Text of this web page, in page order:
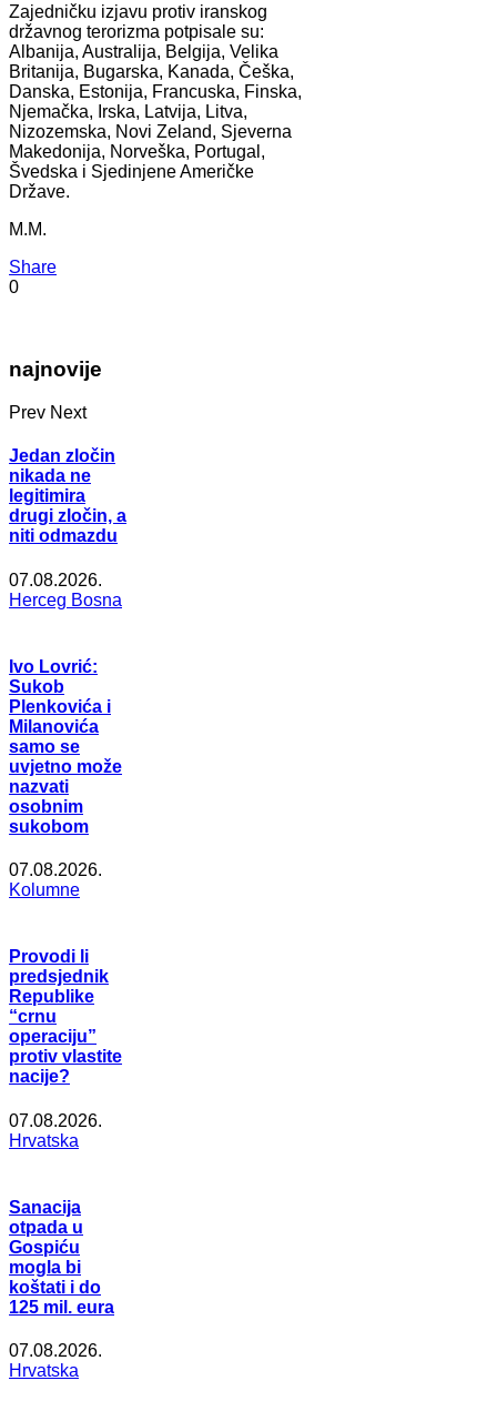
Zajedničku izjavu protiv iranskog
državnog terorizma potpisale su:
Albanija, Australija, Belgija, Velika
Britanija, Bugarska, Kanada, Češka,
Danska, Estonija, Francuska, Finska,
Njemačka, Irska, Latvija, Litva,
Nizozemska, Novi Zeland, Sjeverna
Makedonija, Norveška, Portugal,
Švedska i Sjedinjene Američke
Države.
M.M.
Share
0
najnovije
Prev Next
Jedan zločin
nikada ne
legitimira
drugi zločin, a
niti odmazdu
07.08.2026.
Herceg Bosna
Ivo Lovrić:
Sukob
Plenkovića i
Milanovića
samo se
uvjetno može
nazvati
osobnim
sukobom
07.08.2026.
Kolumne
Provodi li
predsjednik
Republike
“crnu
operaciju”
protiv vlastite
nacije?
07.08.2026.
Hrvatska
Sanacija
otpada u
Gospiću
mogla bi
koštati i do
125 mil. eura
07.08.2026.
Hrvatska